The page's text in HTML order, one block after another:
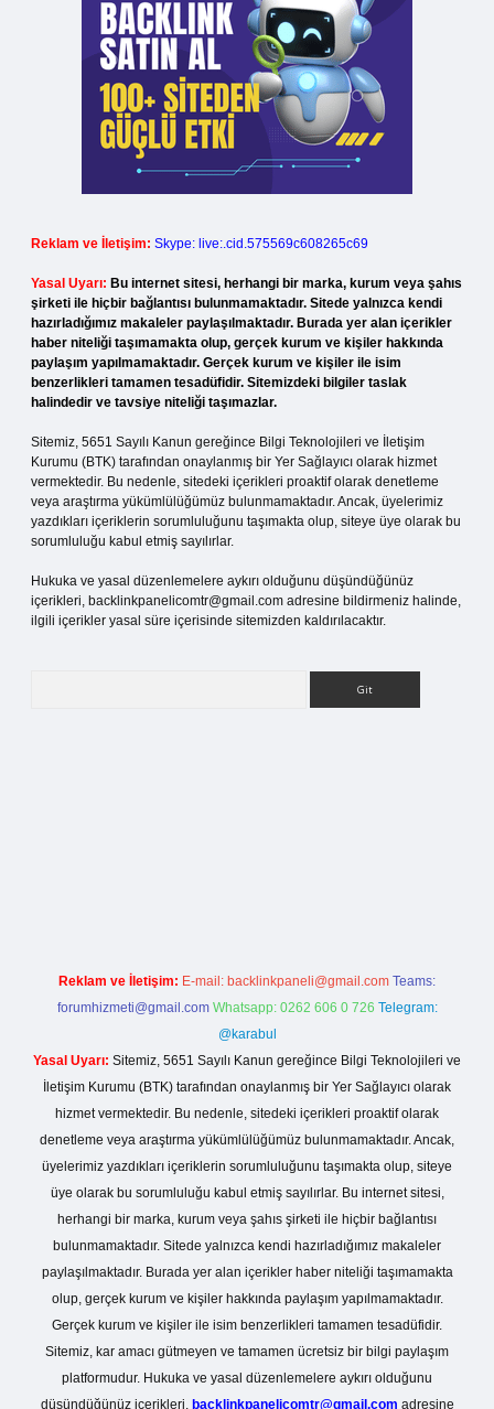
Reklam ve İletişim: Skype: live:.cid.575569c608265c69
Yasal Uyarı: Bu internet sitesi, herhangi bir marka, kurum veya şahıs
şirketi ile hiçbir bağlantısı bulunmamaktadır. Sitede yalnızca kendi
hazırladığımız makaleler paylaşılmaktadır. Burada yer alan içerikler
haber niteliği taşımamakta olup, gerçek kurum ve kişiler hakkında
paylaşım yapılmamaktadır. Gerçek kurum ve kişiler ile isim
benzerlikleri tamamen tesadüfidir. Sitemizdeki bilgiler taslak
halindedir ve tavsiye niteliği taşımazlar.
Sitemiz, 5651 Sayılı Kanun gereğince Bilgi Teknolojileri ve İletişim
Kurumu (BTK) tarafından onaylanmış bir Yer Sağlayıcı olarak hizmet
vermektedir. Bu nedenle, sitedeki içerikleri proaktif olarak denetleme
veya araştırma yükümlülüğümüz bulunmamaktadır. Ancak, üyelerimiz
yazdıkları içeriklerin sorumluluğunu taşımakta olup, siteye üye olarak bu
sorumluluğu kabul etmiş sayılırlar.
Hukuka ve yasal düzenlemelere aykırı olduğunu düşündüğünüz
içerikleri, backlinkpanelicomtr@gmail.com adresine bildirmeniz halinde,
ilgili içerikler yasal süre içerisinde sitemizden kaldırılacaktır.
Reklam ve İletişim: E-mail: backlinkpaneli@gmail.com Teams:
forumhizmeti@gmail.com Whatsapp: 0262 606 0 726 Telegram:
@karabul
Yasal Uyarı: Sitemiz, 5651 Sayılı Kanun gereğince Bilgi Teknolojileri ve
İletişim Kurumu (BTK) tarafından onaylanmış bir Yer Sağlayıcı olarak
hizmet vermektedir. Bu nedenle, sitedeki içerikleri proaktif olarak
denetleme veya araştırma yükümlülüğümüz bulunmamaktadır. Ancak,
üyelerimiz yazdıkları içeriklerin sorumluluğunu taşımakta olup, siteye
üye olarak bu sorumluluğu kabul etmiş sayılırlar. Bu internet sitesi,
herhangi bir marka, kurum veya şahıs şirketi ile hiçbir bağlantısı
bulunmamaktadır. Sitede yalnızca kendi hazırladığımız makaleler
paylaşılmaktadır. Burada yer alan içerikler haber niteliği taşımamakta
olup, gerçek kurum ve kişiler hakkında paylaşım yapılmamaktadır.
Gerçek kurum ve kişiler ile isim benzerlikleri tamamen tesadüfidir.
Sitemiz, kar amacı gütmeyen ve tamamen ücretsiz bir bilgi paylaşım
platformudur. Hukuka ve yasal düzenlemelere aykırı olduğunu
düşündüğünüz içerikleri, backlinkpanelicomtr@gmail.com adresine